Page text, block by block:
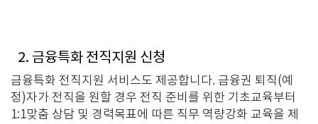
2. 금융특화 전직지원 신청
금융특화 전직지원 서비스도 제공합니다. 금융권 퇴직(예
정)자가 전직을 원할 경우 전직 준비를 위한 기초교육부터
1:1맞춤 상담 및 경력목표에 따른 직무 역량강화 교육을 제